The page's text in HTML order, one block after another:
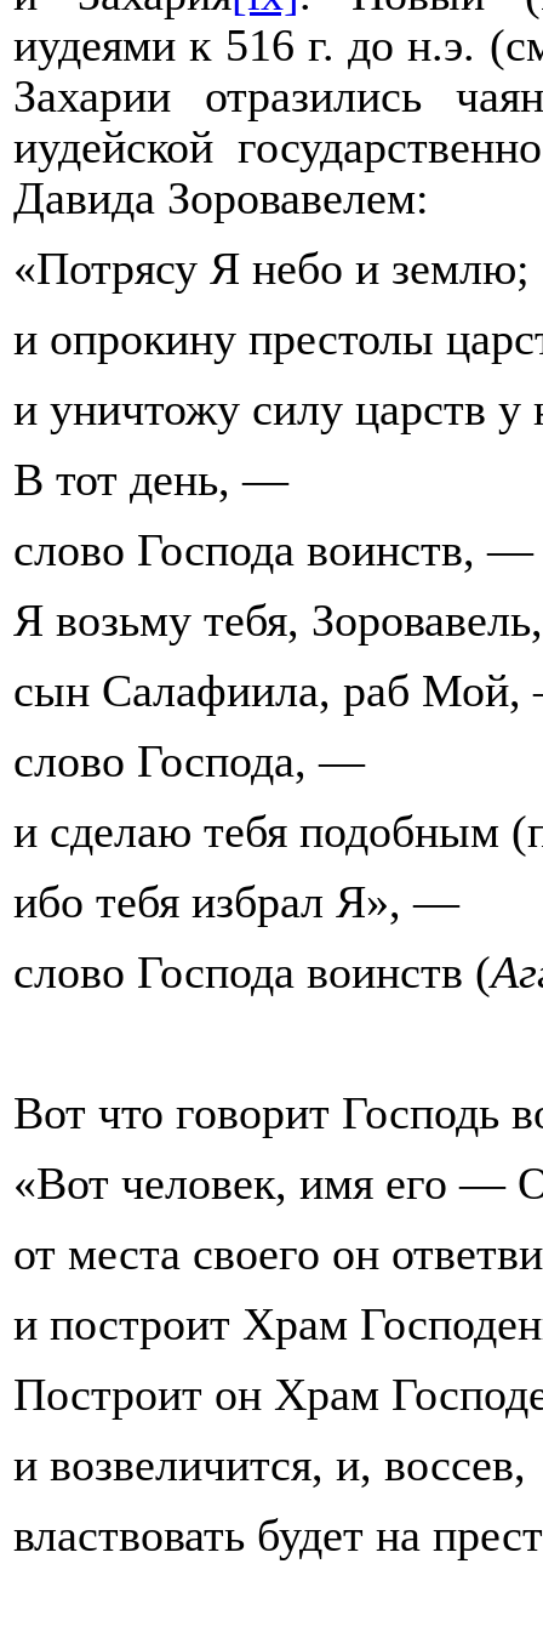
иудеями к 516 г. до н.э.
Захарии отразились
иудейской
Давида Зоровавелем:
«Потрясу Я небо и землю;
и опрокину престолы
и уничтожу силу царств
В тот день, —
слово Господа воинств, —
Я возьму тебя, Зоровавель,
сын Салафиила, раб
слово Господа, —
и сделаю тебя подобным
ибо тебя избрал Я», —
слово Господа воинств (
Вот что говорит Господь
«Вот человек, имя его—
от места своего он
и построит Храм
Построит он Храм
и возвеличится, и, воссев,
властвовать будет на